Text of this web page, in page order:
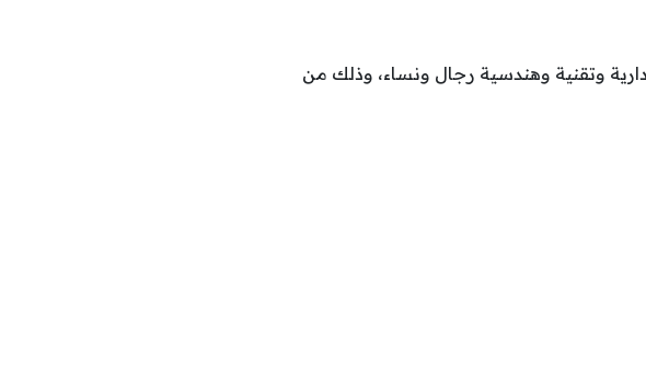
وتقنية وهندسية رجال ونساء، وذلك من